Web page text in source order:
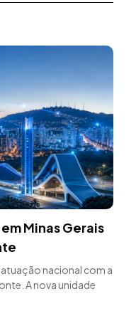
Minas Gerais
nacional com a
A nova unidade